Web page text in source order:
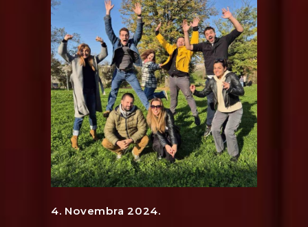
4. Novembra 2024.